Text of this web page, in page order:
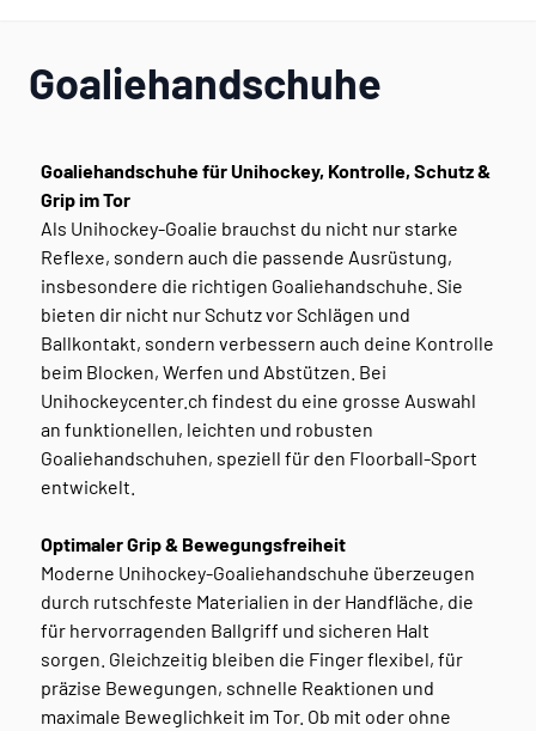
Goaliehandschuhe
Goaliehandschuhe für Unihockey, Kontrolle, Schutz &
Grip im Tor
Als Unihockey-Goalie brauchst du nicht nur starke
Reflexe, sondern auch die passende Ausrüstung,
insbesondere die richtigen Goaliehandschuhe. Sie
bieten dir nicht nur Schutz vor Schlägen und
Ballkontakt, sondern verbessern auch deine Kontrolle
beim Blocken, Werfen und Abstützen. Bei
Unihockeycenter.ch findest du eine grosse Auswahl
an funktionellen, leichten und robusten
Goaliehandschuhen, speziell für den Floorball-Sport
entwickelt.
Optimaler Grip & Bewegungsfreiheit
Moderne Unihockey-Goaliehandschuhe überzeugen
durch rutschfeste Materialien in der Handfläche, die
für hervorragenden Ballgriff und sicheren Halt
sorgen. Gleichzeitig bleiben die Finger flexibel, für
präzise Bewegungen, schnelle Reaktionen und
maximale Beweglichkeit im Tor. Ob mit oder ohne